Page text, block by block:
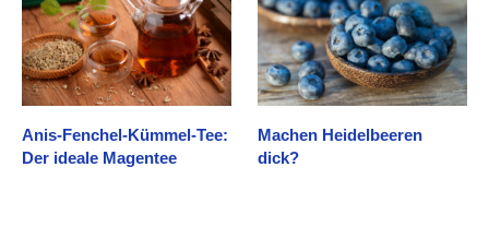
Anis-Fenchel-Kümmel-Tee:
Der ideale Magentee
Machen Heidelbeeren
dick?